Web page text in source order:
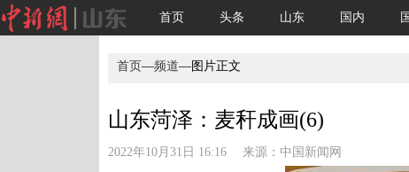
首页 头条 山东 国内
首页—频道—图片正文
山东菏泽：麦秆成画(6)
2022年10月31日 16:16 来源： 中国新闻网